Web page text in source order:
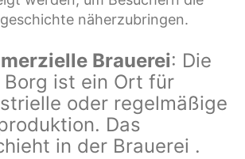
näherzubringen.
Brauerei: Die
Borg ist ein Ort für
oder regelmäßige
Das
in der Brauerei .